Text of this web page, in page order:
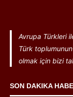
Avrupa Türkleri
Türk
olmak için bizi
SON DAKIKA